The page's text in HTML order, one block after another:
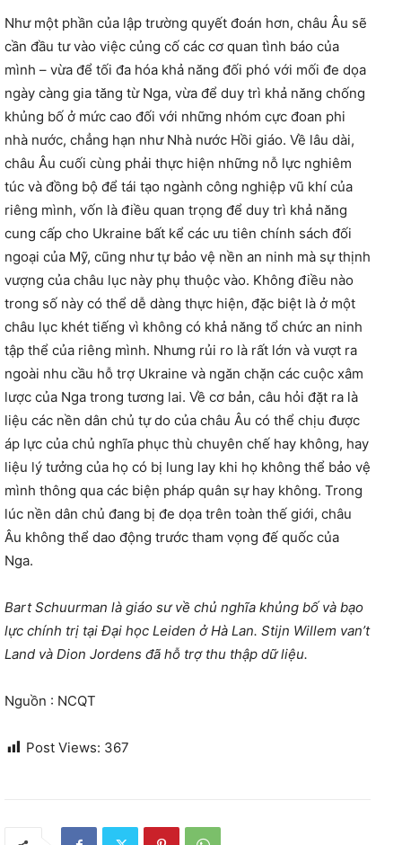
Như một phần của lập trường quyết đoán hơn, châu Âu sẽ
cần đầu tư vào việc củng cố các cơ quan tình báo của
mình – vừa để tối đa hóa khả năng đối phó với mối đe dọa
ngày càng gia tăng từ Nga, vừa để duy trì khả năng chống
khủng bố ở mức cao đối với những nhóm cực đoan phi
nhà nước, chẳng hạn như Nhà nước Hồi giáo. Về lâu dài,
châu Âu cuối cùng phải thực hiện những nỗ lực nghiêm
túc và đồng bộ để tái tạo ngành công nghiệp vũ khí của
riêng mình, vốn là điều quan trọng để duy trì khả năng
cung cấp cho Ukraine bất kể các ưu tiên chính sách đối
ngoại của Mỹ, cũng như tự bảo vệ nền an ninh mà sự thịnh
vượng của châu lục này phụ thuộc vào. Không điều nào
trong số này có thể dễ dàng thực hiện, đặc biệt là ở một
châu lục khét tiếng vì không có khả năng tổ chức an ninh
tập thể của riêng mình. Nhưng rủi ro là rất lớn và vượt ra
ngoài nhu cầu hỗ trợ Ukraine và ngăn chặn các cuộc xâm
lược của Nga trong tương lai. Về cơ bản, câu hỏi đặt ra là
liệu các nền dân chủ tự do của châu Âu có thể chịu được
áp lực của chủ nghĩa phục thù chuyên chế hay không, hay
liệu lý tưởng của họ có bị lung lay khi họ không thể bảo vệ
mình thông qua các biện pháp quân sự hay không. Trong
lúc nền dân chủ đang bị đe dọa trên toàn thế giới, châu
Âu không thể dao động trước tham vọng đế quốc của
Nga.
Bart Schuurman là giáo sư về chủ nghĩa khủng bố và bạo
lực chính trị tại Đại học Leiden ở Hà Lan. Stijn Willem van’t
Land và Dion Jordens đã hỗ trợ thu thập dữ liệu.
Nguồn : NCQT
Post Views: 367